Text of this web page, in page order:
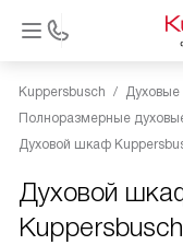
Kuppersbusch
Полноразмерные
Духовой шкаф
Духовой